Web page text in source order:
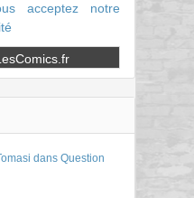
acceptez notre
dans Question